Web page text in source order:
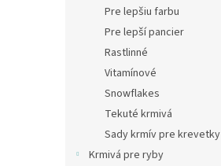
Pre lepšiu farbu
Pre lepší pancier
Rastlinné
Vitamínové
Snowflakes
Tekuté krmivá
Sady krmív pre krevetky
Krmivá pre ryby